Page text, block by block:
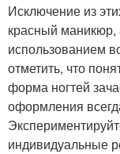
Исключение из
красный маникюр,
использованием
отметить, что
форма ногтей
оформления
индивидуальные